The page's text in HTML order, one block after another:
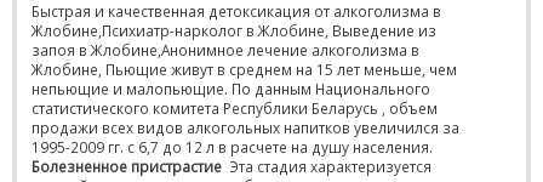
Быстрая и качественная детоксикация от алкоголизма в
Жлобине,Психиатр-нарколог в Жлобине, Выведение из
запоя в Жлобине,Анонимное лечение алкоголизма в
Жлобине, Пьющие живут в среднем на 15 лет меньше, чем
непьющие и малопьющие. По данным Национального
статистического комитета Республики Беларусь , объем
продажи всех видов алкогольных напитков увеличился за
1995-2009 гг. с 6,7 до 12 л в расчете на душу населения.
Болезненное пристрастие Эта стадия характеризуется